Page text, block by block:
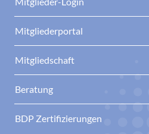
Mitgliederportal
Mitgliedschaft
Beratung
BDP Zertifizierungen